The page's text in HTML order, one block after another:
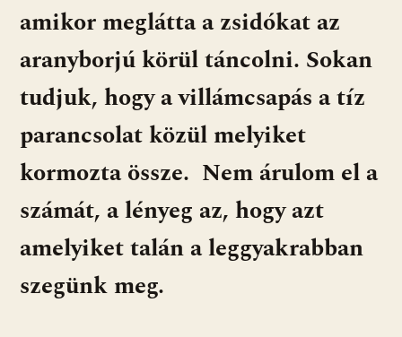
amikor meglátta a zsidókat az
aranyborjú körül táncolni. Sokan
tudjuk, hogy a villámcsapás a tíz
parancsolat közül melyiket
kormozta össze. Nem árulom el a
számát, a lényeg az, hogy azt
amelyiket talán a leggyakrabban
szegünk meg.